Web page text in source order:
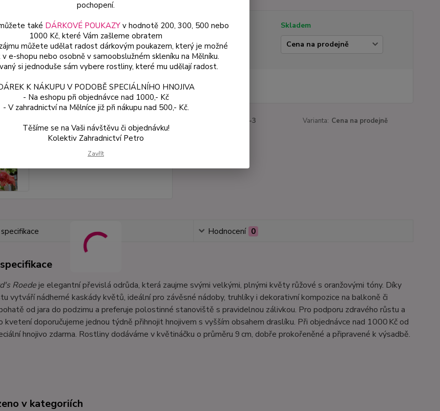
Dostupnost
Skladem
Varianta
761-3 Varianta: Cena na prodejně
Hodnocení 0
Roedeje elegantní převislá odrůda, která zaujme svými velkými, plnými květy růžové s oranžovými tóny. Díky
vytváří nádherné kaskády květů, ideální pro závěsné nádoby, truhlíky i dekorativní kompozice na balkoně či
od jara do podzimu a preferuje polostinné stanoviště s pravidelnou zálivkou. Pro podporu zdravého růstu a
kvetení doporučujeme jednou týdně přihnojit hnojivem s vyšším obsahem draslíku. Při objednávce nad 1000 Kč od
hnojivo zdarma. Rostliny dodáváme v květináčku o průměru 9 cm, dobře prokořeněné a připravené k výsadbě.
v kategoriích
pochopení.
také DÁRKOVÉ POUKAZYv hodnotě 200, 300, 500 nebo
1000 Kč, které Vám zašleme obratem
můžete udělat radost dárkovým poukazem, který je možné
e-shopu nebo osobně v samoobslužném skleníku na Mělníku.
si jednoduše sám vybere rostliny, které mu udělají radost.
K NÁKUPU V PODOBĚ SPECIÁLNÍHO HNOJIVA
- Na eshopu při objednávce nad 1000,- Kč
- V zahradnictví na Mělníce již při nákupu nad 500,- Kč.
Těšíme se na Vaši návštěvu či objednávku!
Kolektiv Zahradnictví Petro
Zavřít